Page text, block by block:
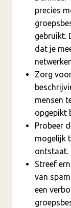
precies
gebruikt.
dat je
Zorg
mensen
opgepikt
Probeer
mogelijk
ontstaat.
Streef
van
een